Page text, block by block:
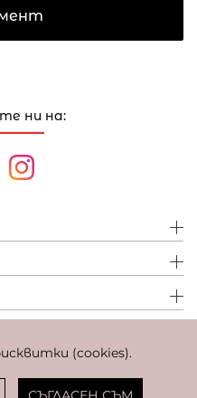
(cookies).
ни на:
1 EUR = 1,95583 BGN